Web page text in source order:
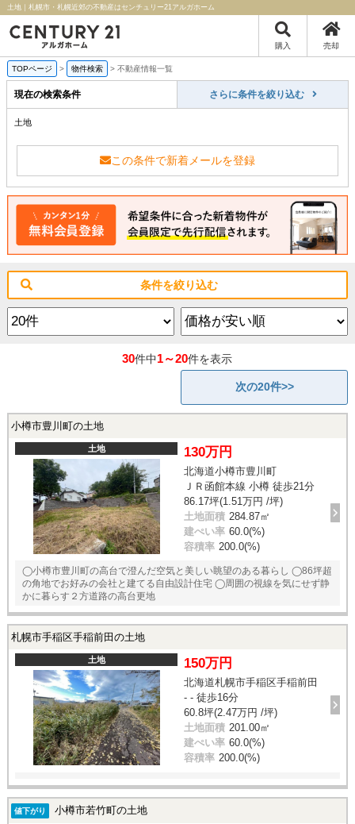
土地｜札幌市・札幌近郊の不動産はセンチュリー21アルガホーム
購入 売却
TOPページ > 物件検索 > 不動産情報一覧
現在の検索条件 さらに条件を絞り込む
土地
この条件で新着メールを登録
条件を絞り込む
30件中1～20件を表示
次の20件>>
小樽市豊川町の土地
土地 130万円
北海道小樽市豊川町
ＪＲ函館本線 小樽 徒歩21分
86.17坪(1.51万円 /坪)
土地面積 284.87㎡
建ぺい率 60.0(%)
容積率 200.0(%)
◯小樽市豊川町の高台で澄んだ空気と美しい眺望のある暮らし ◯86坪超
の角地でお好みの会社と建てる自由設計住宅 ◯周囲の視線を気にせず静
かに暮らす２方道路の高台更地
札幌市手稲区手稲前田の土地
土地 150万円
北海道札幌市手稲区手稲前田
- - 徒歩16分
60.8坪(2.47万円 /坪)
土地面積 201.00㎡
建ぺい率 60.0(%)
容積率 200.0(%)
値下がり 小樽市若竹町の土地